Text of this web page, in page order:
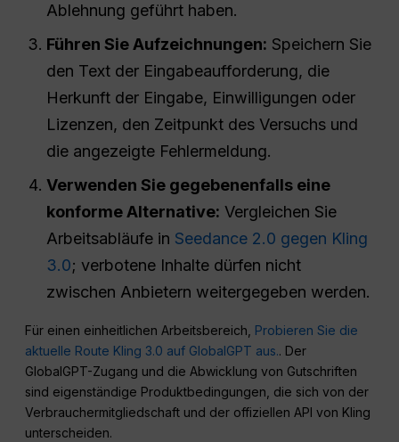
Ablehnung geführt haben.
Führen Sie Aufzeichnungen: Speichern Sie
den Text der Eingabeaufforderung, die
Herkunft der Eingabe, Einwilligungen oder
Lizenzen, den Zeitpunkt des Versuchs und
die angezeigte Fehlermeldung.
Verwenden Sie gegebenenfalls eine
konforme Alternative: Vergleichen Sie
Arbeitsabläufe in Seedance 2.0 gegen Kling
3.0; verbotene Inhalte dürfen nicht
zwischen Anbietern weitergegeben werden.
Für einen einheitlichen Arbeitsbereich, Probieren Sie die
aktuelle Route Kling 3.0 auf GlobalGPT aus.. Der
GlobalGPT-Zugang und die Abwicklung von Gutschriften
sind eigenständige Produktbedingungen, die sich von der
Verbrauchermitgliedschaft und der offiziellen API von Kling
unterscheiden.